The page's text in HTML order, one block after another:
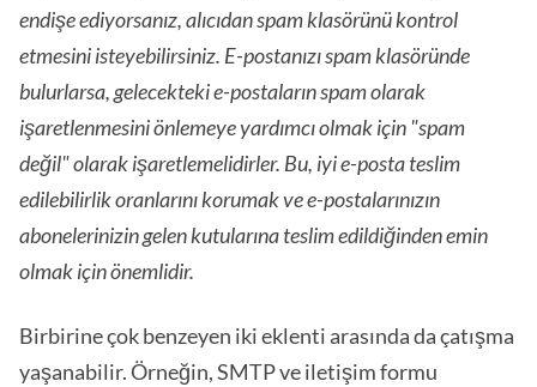
endişe ediyorsanız, alıcıdan spam klasörünü kontrol
etmesini isteyebilirsiniz. E-postanızı spam klasöründe
bulurlarsa, gelecekteki e-postaların spam olarak
işaretlenmesini önlemeye yardımcı olmak için "spam
değil" olarak işaretlemelidirler. Bu, iyi e-posta teslim
edilebilirlik oranlarını korumak ve e-postalarınızın
abonelerinizin gelen kutularına teslim edildiğinden emin
olmak için önemlidir.
Birbirine çok benzeyen iki eklenti arasında da çatışma
yaşanabilir. Örneğin, SMTP ve iletişim formu